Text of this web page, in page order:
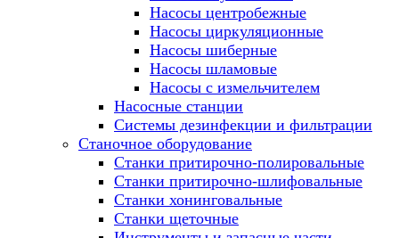
Насосы центробежные
Насосы циркуляционные
Насосы шиберные
Насосы шламовые
Насосы с измельчителем
Насосные станции
Системы дезинфекции и фильтрации
Станочное оборудование
Станки притирочно-полировальные
Станки притирочно-шлифовальные
Станки хонинговальные
Станки щеточные